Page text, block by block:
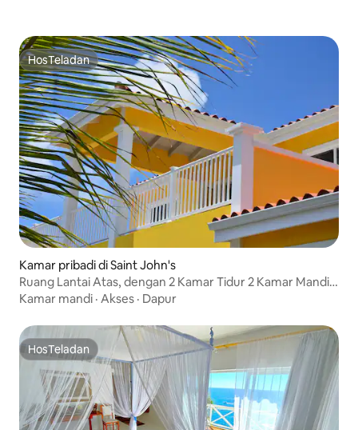
HosTeladan
HosTeladan
Kamar pribadi di Saint John's
Ruang Lantai Atas, dengan 2 Kamar Tidur 2 Kamar Mandi,
tidur 4 dewasa 3 anak
Kamar mandi · Akses · Dapur
HosTeladan
HosTeladan